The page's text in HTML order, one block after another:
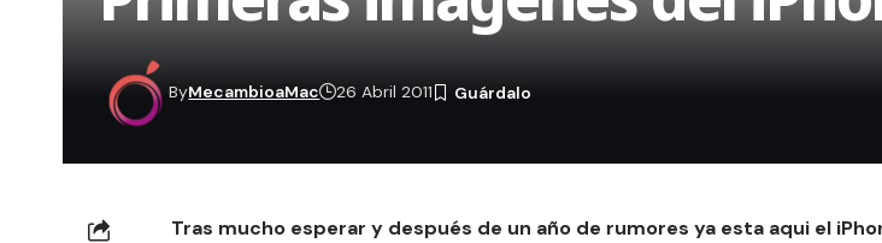
ByMecambioaMac 26 Abril 2011
Tras mucho esperar y después de un año de rumores ya esta aqui el